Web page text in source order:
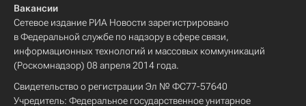
Вакансии
Сетевое издание РИА Новости зарегистрировано
в Федеральной службе по надзору в сфере связи,
информационных технологий и массовых коммуникаций
(Роскомнадзор) 08 апреля 2014 года.
Свидетельство о регистрации Эл № ФС77-57640
Учредитель: Федеральное государственное унитарное